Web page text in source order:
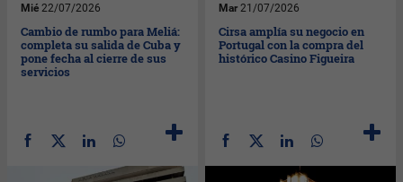
Mié 22/07/2026
Cambio de rumbo para Meliá:
completa su salida de Cuba y
pone fecha al cierre de sus
servicios
Mar 21/07/2026
Cirsa amplía su negocio en
Portugal con la compra del
histórico Casino Figueira